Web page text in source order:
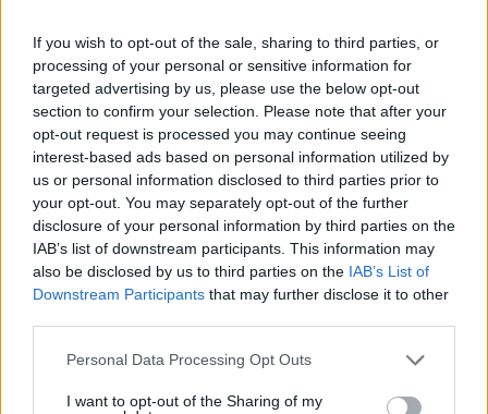
If you wish to opt-out of the sale, sharing to third parties, or
processing of your personal or sensitive information for
targeted advertising by us, please use the below opt-out
section to confirm your selection. Please note that after your
opt-out request is processed you may continue seeing
interest-based ads based on personal information utilized by
us or personal information disclosed to third parties prior to
your opt-out. You may separately opt-out of the further
disclosure of your personal information by third parties on the
IAB’s list of downstream participants. This information may
also be disclosed by us to third parties on the IAB’s List of
Downstream Participants that may further disclose it to other
Please note that this website/app uses one or more Google
not limited to your visit or usage behaviour. You may click to
Personal Data Processing Opt Outs
I want to opt-out of the Sharing of my